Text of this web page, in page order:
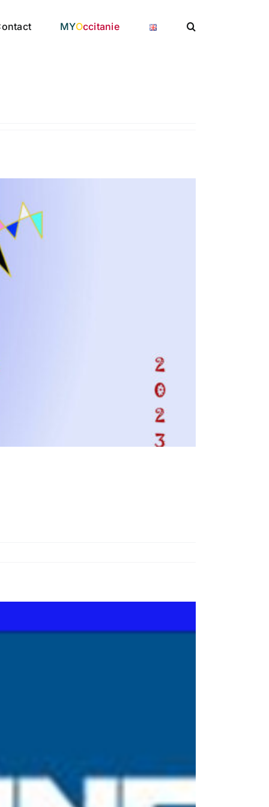
MYOccitanie